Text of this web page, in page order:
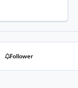
Follower